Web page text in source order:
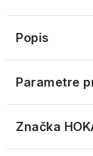
Popis
Parametre
Značka